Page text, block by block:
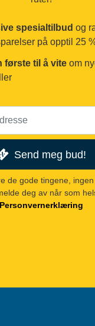
spesialtilbud og
på opptil 25
første til å vite om
Send meg bud!
de gode tingene,
deg av når som
Personvernerklæring